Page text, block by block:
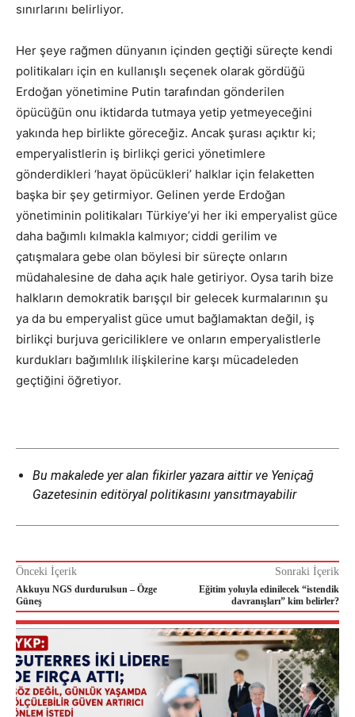
sınırlarını belirliyor.
Her şeye rağmen dünyanın içinden geçtiği süreçte kendi
politikaları için en kullanışlı seçenek olarak gördüğü
Erdoğan yönetimine Putin tarafından gönderilen
öpücüğün onu iktidarda tutmaya yetip yetmeyeceğini
yakında hep birlikte göreceğiz. Ancak şurası açıktır ki;
emperyalistlerin iş birlikçi gerici yönetimlere
gönderdikleri ‘hayat öpücükleri’ halklar için felaketten
başka bir şey getirmiyor. Gelinen yerde Erdoğan
yönetiminin politikaları Türkiye’yi her iki emperyalist güce
daha bağımlı kılmakla kalmıyor; ciddi gerilim ve
çatışmalara gebe olan böylesi bir süreçte onların
müdahalesine de daha açık hale getiriyor. Oysa tarih bize
halkların demokratik barışçıl bir gelecek kurmalarının şu
ya da bu emperyalist güce umut bağlamaktan değil, iş
birlikçi burjuva gericiliklere ve onların emperyalistlerle
kurdukları bağımlılık ilişkilerine karşı mücadeleden
geçtiğini öğretiyor.
Bu makalede yer alan fikirler yazara aittir ve Yeniçağ
Gazetesinin editöryal politikasını yansıtmayabilir
Önceki İçerik
Akkuyu NGS durdurulsun – Özge
Güneş
Sonraki İçerik
Eğitim yoluyla edinilecek “istendik
davranışları” kim belirler?